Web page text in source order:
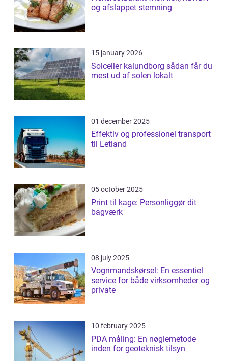
og afslappet stemning
15 january 2026
Solceller kalundborg sådan får du
mest ud af solen lokalt
01 december 2025
Effektiv og professionel transport
til Letland
05 october 2025
Print til kage: Personliggør dit
bagværk
08 july 2025
Vognmandskørsel: En essentiel
service for både virksomheder og
private
10 february 2025
PDA måling: En nøglemetode
inden for geoteknisk tilsyn